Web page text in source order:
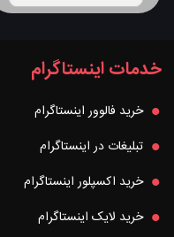
خدمات اینستاگرام
خرید فالوور اینستاگرام
تبلیغات در اینستاگرام
خرید اکسپلور اینستاگرام
خرید لایک اینستاگرام